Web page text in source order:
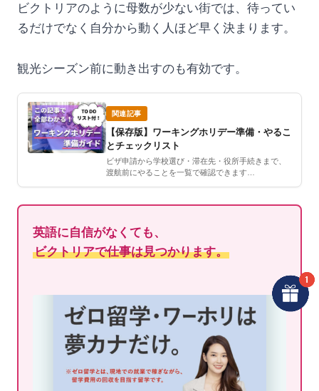
ビクトリアのように母数が少ない街では、待ってい
るだけでなく自分から動く人ほど早く決まります。
観光シーズン前に動き出すのも有効です。
関連記事
【保存版】ワーキングホリデー準備・やるこ
とチェックリスト
ビザ申請から学校選び・滞在先・役所手続きまで、
渡航前にやることを一覧で確認できます…
英語に自信がなくても、
ビクトリアで仕事は見つかります。